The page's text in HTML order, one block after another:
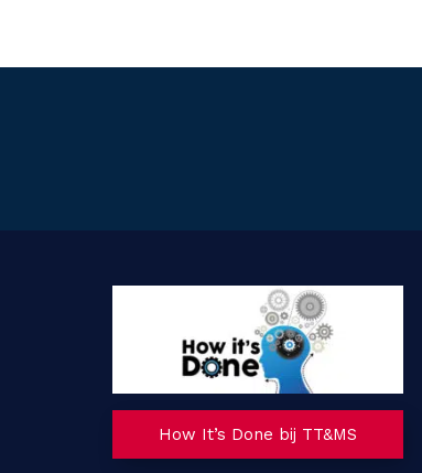
How It’s Done bij TT&MS